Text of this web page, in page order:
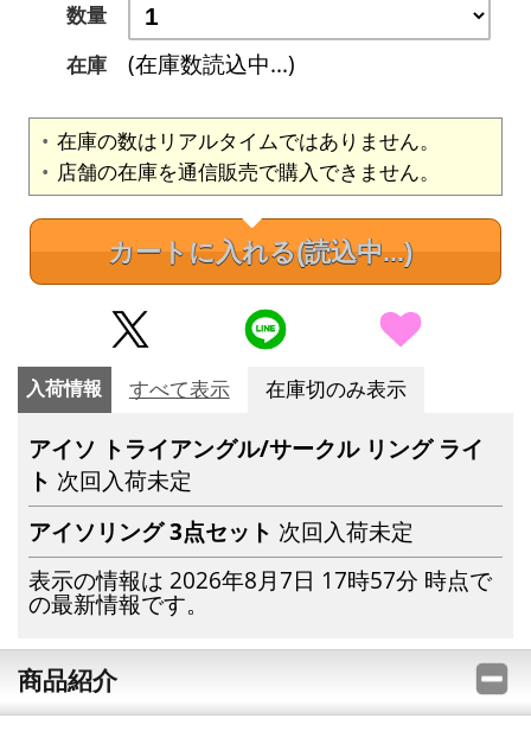
数量
在庫
(在庫数読込中...)
在庫の数はリアルタイムではありません。
店舗の在庫を通信販売で購入できません。
カートに入れる(読込中...)
入荷情報 すべて表示 在庫切のみ表示
アイソ トライアングル/サークル リング ライ
ト 次回入荷未定
アイソリング 3点セット 次回入荷未定
表示の情報は 2026年8月7日 17時57分 時点で
の最新情報です。
商品紹介